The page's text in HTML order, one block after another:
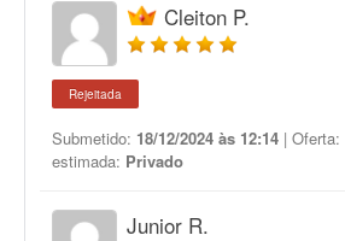
Cleiton P.
Rejeitada
Submetido: 18/12/2024 às 12:14 | Oferta:
estimada: Privado
Junior R.